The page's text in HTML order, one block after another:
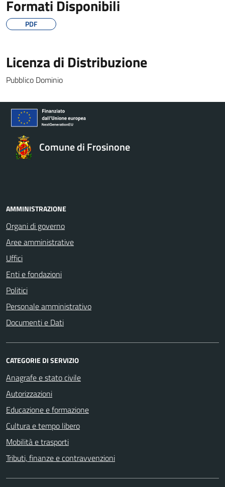
Formati Disponibili
PDF
Licenza di Distribuzione
Pubblico Dominio
Comune di Frosinone
AMMINISTRAZIONE
Organi di governo
Aree amministrative
Uffici
Enti e fondazioni
Politici
Personale amministrativo
Documenti e Dati
CATEGORIE DI SERVIZIO
Anagrafe e stato civile
Autorizzazioni
Educazione e formazione
Cultura e tempo libero
Mobilità e trasporti
Tributi, finanze e contravvenzioni